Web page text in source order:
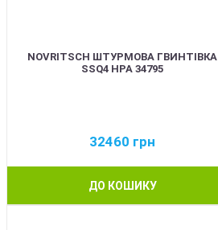
NOVRITSCH ШТУРМОВА ГВИНТІВКА
SSQ4 HPA 34795
32460 грн
ДО КОШИКУ